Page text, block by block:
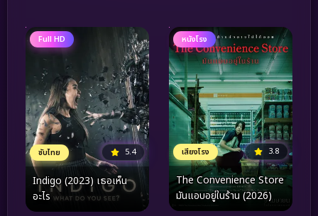
Full HD
ซับไทย 5.4
Indigo (2023) เธอเห็น
อะไร
หนังโรง
เสียงโรง 3.8
The Convenience Store
มันแอบอยู่ในร้าน (2026)